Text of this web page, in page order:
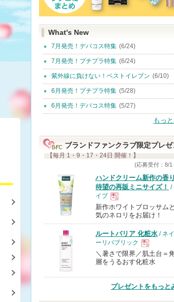
What's New
7月発売！デパコス特集 (6/24)
7月発売！プチプラ特集 (6/24)
紫外線に負けない！ベストイレブン (6/10)
6月発売！プチプラ特集 (5/28)
6月発売！デパコス特集 (5/27)
もっ
ブランドファンクラブ限定プレゼ
【毎月 1・9・17・24日 開催！】
(応募受付：8/1
ハンドクリーム新作の香
待望の再販ミニサイズ！ /
イプ
現
品
新作ホワイトブロッサム
気のネロリをお届け！
ルートバリア 化粧水 / ネ
ーリパブリック
現
品
＼暑さで限界／肌土台＝
層をうるおす化粧水
プレゼントをもっと